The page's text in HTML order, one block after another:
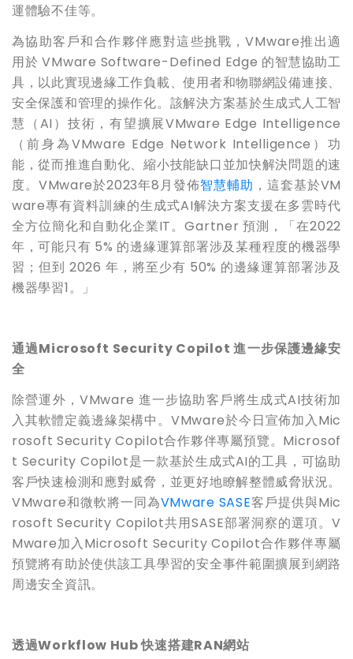
運體驗不佳等。
為協助客戶和合作夥伴應對這些挑戰，VMware推出適
用於 VMware Software-Defined Edge 的智慧協助工
具，以此實現邊緣工作負載、使用者和物聯網設備連接、
安全保護和管理的操作化。該解決方案基於生成式人工智
慧（AI）技術，有望擴展VMware Edge Intelligence
（前身為VMware Edge Network Intelligence）功
能，從而推進自動化、縮小技能缺口並加快解決問題的速
度。VMware於2023年8月發佈智慧輔助 ，這套基於VM
ware專有資料訓練的生成式AI解決方案支援在多雲時代
全方位簡化和自動化企業IT。Gartner 預測，「在2022
年，可能只有 5% 的邊緣運算部署涉及某種程度的機器學
習；但到 2026 年，將至少有 50% 的邊緣運算部署涉及
機器學習1。」
通過Microsoft Security Copilot 進一步保護邊緣安
全
除營運外，VMware 進一步協助客戶將生成式AI技術加
入其軟體定義邊緣架構中。VMware於今日宣佈加入Mic
rosoft Security Copilot合作夥伴專屬預覽。Microsof
t Security Copilot是一款基於生成式AI的工具，可協助
客戶快速檢測和應對威脅，並更好地瞭解整體威脅狀況。
VMware和微軟將一同為VMware SASE客戶提供與Mic
rosoft Security Copilot共用SASE部署洞察的選項。V
Mware加入Microsoft Security Copilot合作夥伴專屬
預覽將有助於使供該工具學習的安全事件範圍擴展到網路
周邊安全資訊。
透過Workflow Hub 快速搭建RAN網站